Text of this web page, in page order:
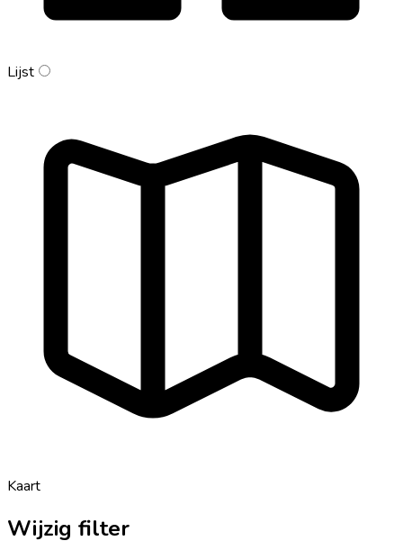
Lijst
Kaart
Wijzig filter